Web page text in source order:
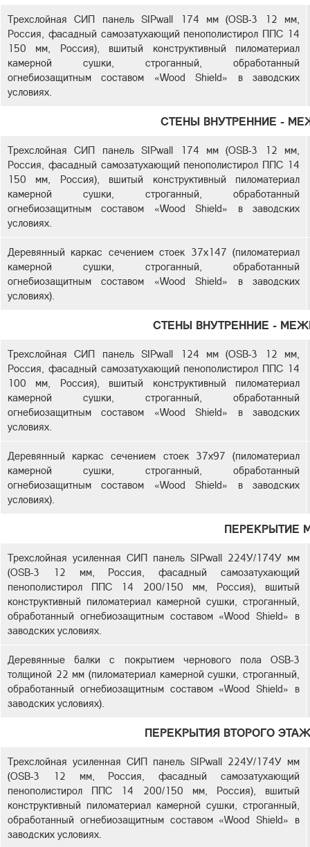
Трехслойная СИП панель SIPwall 174 мм (OSB-3 12 мм,
Россия, фасадный самозатухающий пенополистирол ППС 14
150 мм, Россия), вшитый конструктивный пиломатериал
камерной сушки, строганный, обработанный
огнебиозащитным составом «Wood Shield» в заводских
условиях.
СТЕНЫ ВНУТРЕННИЕ -
Трехслойная СИП панель SIPwall 174 мм (OSB-3 12 мм,
Россия, фасадный самозатухающий пенополистирол ППС 14
150 мм, Россия), вшитый конструктивный пиломатериал
камерной сушки, строганный, обработанный
огнебиозащитным составом «Wood Shield» в заводских
условиях.
Деревянный каркас сечением стоек 37х147 (пиломатериал
камерной сушки, строганный, обработанный
огнебиозащитным составом «Wood Shield» в заводских
условиях).
СТЕНЫ ВНУТРЕННИЕ -
Трехслойная СИП панель SIPwall 124 мм (OSB-3 12 мм,
Россия, фасадный самозатухающий пенополистирол ППС 14
100 мм, Россия), вшитый конструктивный пиломатериал
камерной сушки, строганный, обработанный
огнебиозащитным составом «Wood Shield» в заводских
условиях.
Деревянный каркас сечением стоек 37х97 (пиломатериал
камерной сушки, строганный, обработанный
огнебиозащитным составом «Wood Shield» в заводских
условиях).
ПЕРЕКРЫТИЕ
Трехслойная усиленная СИП панель SIPwall 224У/174У мм
(OSB-3 12 мм, Россия, фасадный самозатухающий
пенополистирол ППС 14 200/150 мм, Россия), вшитый
конструктивный пиломатериал камерной сушки, строганный,
обработанный огнебиозащитным составом «Wood Shield» в
заводских условиях.
Деревянные балки с покрытием чернового пола OSB-3
толщиной 22 мм (пиломатериал камерной сушки, строганный,
обработанный огнебиозащитным составом «Wood Shield» в
заводских условиях).
ПЕРЕКРЫТИЯ ВТОРОГО
Трехслойная усиленная СИП панель SIPwall 224У/174У мм
(OSB-3 12 мм, Россия, фасадный самозатухающий
пенополистирол ППС 14 200/150 мм, Россия), вшитый
конструктивный пиломатериал камерной сушки, строганный,
обработанный огнебиозащитным составом «Wood Shield» в
заводских условиях.